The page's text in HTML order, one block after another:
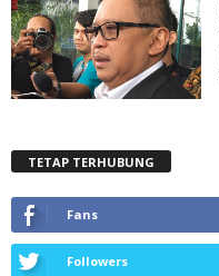
TETAP TERHUBUNG
Fans
Followers